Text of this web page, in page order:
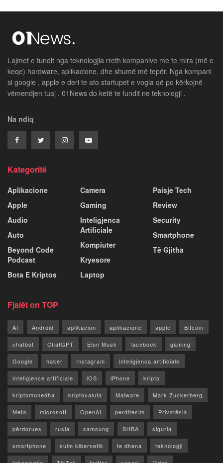
Lajmet e fundit nga teknologjia rreth kompanive me te mira (më e
keqe) hardware, aplikacione, dhe shumë më tepër. Nga kompani
si google , apple e deri te ato startupet e vogla që po kërkojnë
vëmendjen tuaj . 01News do ketë te fundit ne teknologji .
Na ndiq
Kategoritë
Aplikacione
Apple
Audio
Auto
Beyond Code
Podcast
Bota E Kriptos
Camera
Gaming
Inteligjenca
Artificiale
Kompiuter
Kryesore
Laptop
Paisje Tech
Review
Security
Smartphone
Të Gjitha
Fjalët on TOP
AI Android aplikacion aplikacione apple Bitcoin
chatbot ChatGPT Elon Musk facebook gaming
Google haker Instagram Inteligjenca artificiale
inteligjence artificiale iOS iPhone kripto
kriptomonedha kriptovaluta Malware Mark Zuckerberg
Meta microsoft OpenAI perditesim Privatësia
përdorues rusia samsung SHBA siguria
smartphone sulm kibernetik te dhena teknologji